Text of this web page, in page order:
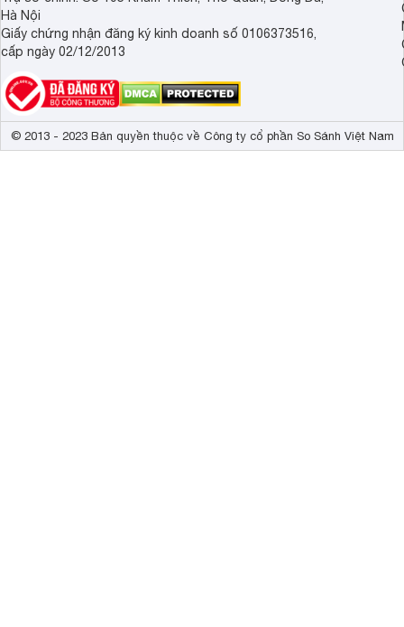
Hà Nội
Giấy chứng nhận đăng ký kinh doanh số 0106373516,
cấp ngày 02/12/2013
© 2013 - 2023 Bản quyền thuộc về Công ty cổ phần So Sánh Việt Nam